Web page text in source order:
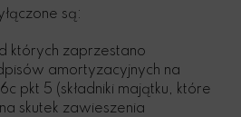
są:
których zaprzestano
amortyzacyjnych na
pkt 5 (składniki majątku, które
skutek zawieszenia